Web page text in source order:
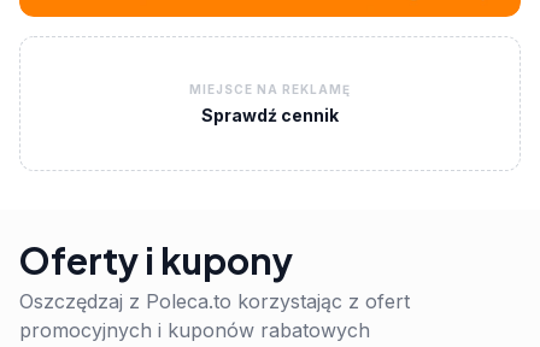
MIEJSCE NA REKLAMĘ
Sprawdź cennik
Oferty i kupony
Oszczędzaj z Poleca.to korzystając z ofert
promocyjnych i kuponów rabatowych